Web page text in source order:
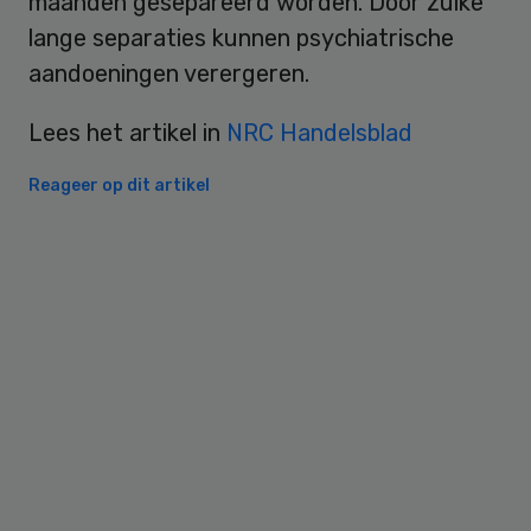
lange separaties kunnen psychiatrische
aandoeningen verergeren.
Lees het artikel in NRC Handelsblad
Reageer op dit artikel